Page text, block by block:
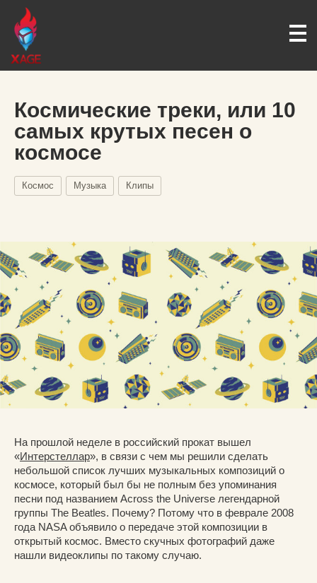
Космические треки, или 10
самых крутых песен о
космосе
Космос Музыка Клипы
На прошлой неделе в российский прокат вышел
«Интерстеллар», в связи с чем мы решили сделать
небольшой список лучших музыкальных композиций о
космосе, который был бы не полным без упоминания
песни под названием Across the Universe легендарной
группы The Beatles. Почему? Потому что в феврале 2008
года NASA объявило о передаче этой композиции в
открытый космос. Вместо скучных фотографий даже
нашли видеоклипы по такому случаю.